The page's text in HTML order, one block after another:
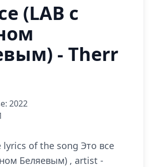
(LAB с
- Therr
2022
lyrics of the song Это все
Беляевым) , artist -